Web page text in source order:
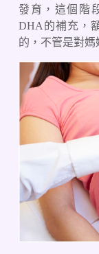
發育，這個階
DHA的補充，
的，不管是對媽